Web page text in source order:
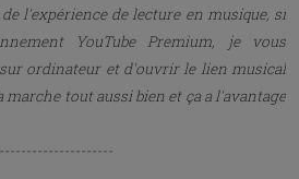
l'expérience de lecture en musique, si
YouTube Premium, je vous
ordinateur et d'ouvrir le lien musical
tout aussi bien et ça a l'avantage